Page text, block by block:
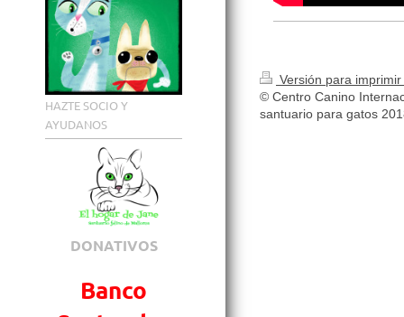
HAZTE SOCIO Y
AYUDANOS
DONATIVOS
Banco
Versión para imprimir
© Centro Canino
santuario para gatos